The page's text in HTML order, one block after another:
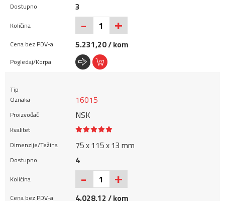
3
- +
5.231,20 / kom
16015
NSK
75 x 115 x 13 mm
4
- +
4.028,12 / kom